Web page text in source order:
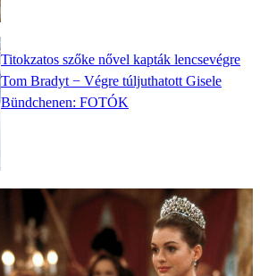
Titokzatos szőke nővel kapták lencsevégre
Tom Bradyt − Végre túljuthatott Gisele
Bündchenen: FOTÓK